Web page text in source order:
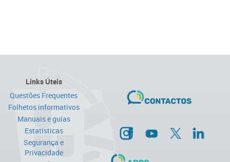
Links Úteis
Questões Frequentes
Folhetos informativos
Manuais e guias
Estatísticas
Segurança e
Privacidade